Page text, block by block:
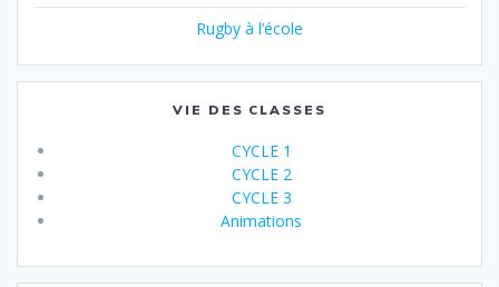
Rugby à l’école
VIE DES CLASSES
CYCLE 1
CYCLE 2
CYCLE 3
Animations